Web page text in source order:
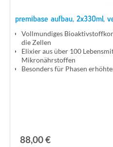
premibase aufbau, 2x330ml,
Vollmundiges
die Zellen
Elixier aus über 100
Mikronährstoffen
Besonders für Phasen
88,00 €